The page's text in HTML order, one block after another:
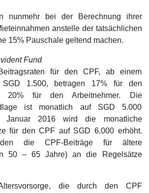
nunmehr bei der Berechnung ihrer
anstelle der tatsächlichen
15% Pauschale geltend machen.
Fund
für den CPF, ab einem
SGD 1.500, betragen 17% für den
20% für den Arbeitnehmer. Die
ist monatlich auf SGD 5.000
Januar 2016 wird die monatliche
für den CPF auf SGD 6.000 erhöht.
die CPF-Beiträge für ältere
50 – 65 Jahre) an die Regelsätze
die durch den CPF